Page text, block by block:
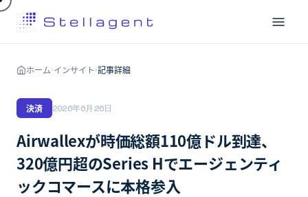
ホーム›インサイト ›記事詳細
決済 2026年6月26日
Airwallexが時価総額110億ドル到達、
320億円超のSeries Hでエージェンティ
ックコマースに本格参入